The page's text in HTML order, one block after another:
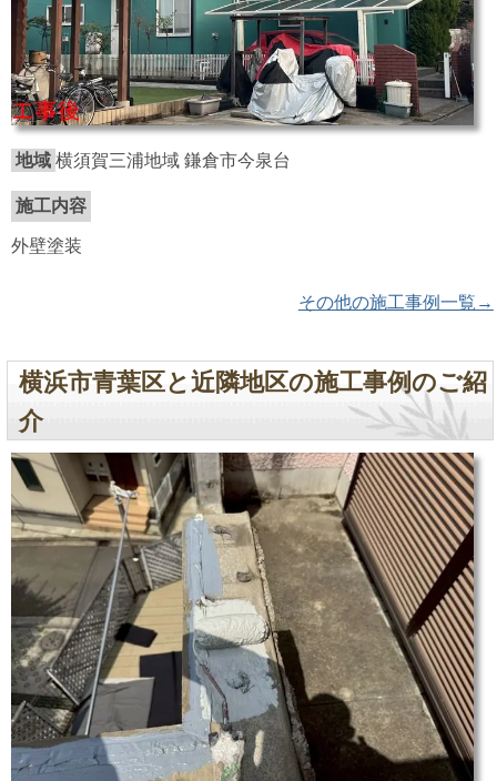
地域 横須賀三浦地域 鎌倉市今泉台
施工内容
外壁塗装
その他の施工事例一覧→
横浜市青葉区と近隣地区の施工事例のご紹
介